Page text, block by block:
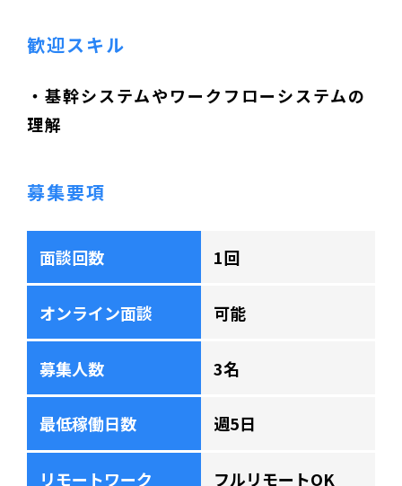
歓迎スキル
・基幹システムやワークフローシステムの
理解
募集要項
面談回数 1回
オンライン面談 可能
募集人数 3名
最低稼働日数 週5日
リモートワーク フルリモートOK